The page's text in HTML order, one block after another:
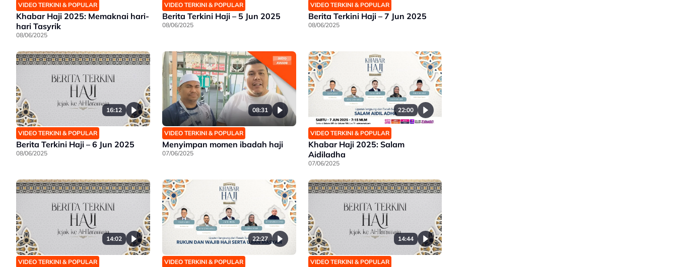
VIDEO TERKINI & POPULAR
Khabar Haji 2025: Memaknai hari-
hari Tasyrik
08/06/2025
VIDEO TERKINI & POPULAR
Berita Terkini Haji – 5 Jun 2025
08/06/2025
VIDEO TERKINI & POPULAR
Berita Terkini Haji – 7 Jun 2025
08/06/2025
16:12
VIDEO TERKINI & POPULAR
Berita Terkini Haji – 6 Jun 2025
08/06/2025
08:31
VIDEO TERKINI & POPULAR
Menyimpan momen ibadah haji
07/06/2025
22:00
VIDEO TERKINI & POPULAR
Khabar Haji 2025: Salam
Aidiladha
07/06/2025
14:02
VIDEO TERKINI & POPULAR
22:27
VIDEO TERKINI & POPULAR
14:44
VIDEO TERKINI & POPULAR